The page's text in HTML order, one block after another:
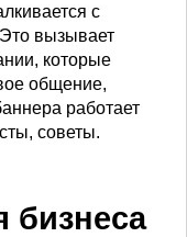
с
вызывает
которые
общение,
работает
советы.
бизнеса